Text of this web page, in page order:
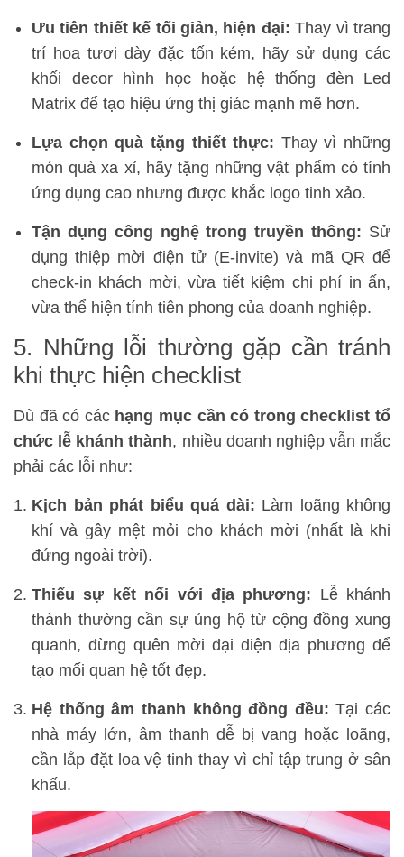
Ưu tiên thiết kế tối giản, hiện đại: Thay vì trang
trí hoa tươi dày đặc tốn kém, hãy sử dụng các
khối decor hình học hoặc hệ thống đèn Led
Matrix để tạo hiệu ứng thị giác mạnh mẽ hơn.
Lựa chọn quà tặng thiết thực: Thay vì những
món quà xa xỉ, hãy tặng những vật phẩm có tính
ứng dụng cao nhưng được khắc logo tinh xảo.
Tận dụng công nghệ trong truyền thông: Sử
dụng thiệp mời điện tử (E-invite) và mã QR để
check-in khách mời, vừa tiết kiệm chi phí in ấn,
vừa thể hiện tính tiên phong của doanh nghiệp.
5. Những lỗi thường gặp cần tránh
khi thực hiện checklist
Dù đã có các hạng mục cần có trong checklist tổ
chức lễ khánh thành, nhiều doanh nghiệp vẫn mắc
phải các lỗi như:
Kịch bản phát biểu quá dài: Làm loãng không
khí và gây mệt mỏi cho khách mời (nhất là khi
đứng ngoài trời).
Thiếu sự kết nối với địa phương: Lễ khánh
thành thường cần sự ủng hộ từ cộng đồng xung
quanh, đừng quên mời đại diện địa phương để
tạo mối quan hệ tốt đẹp.
Hệ thống âm thanh không đồng đều: Tại các
nhà máy lớn, âm thanh dễ bị vang hoặc loãng,
cần lắp đặt loa vệ tinh thay vì chỉ tập trung ở sân
khấu.